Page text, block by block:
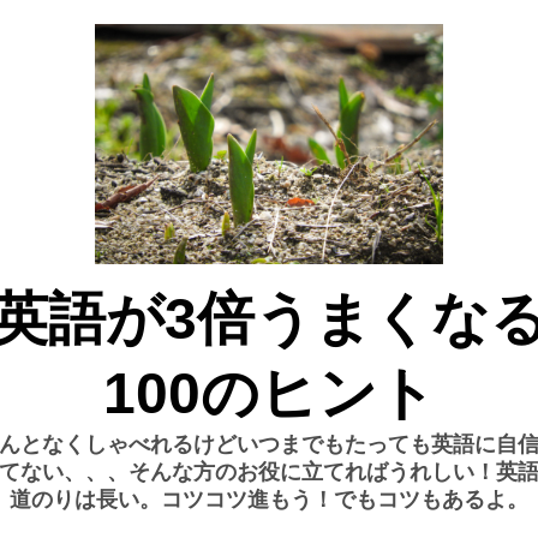
語が3倍うまくな
100のヒント
となくしゃべれるけどいつまでもたっても英語に自
ない、、、そんな方のお役に立てればうれしい！英
道のりは長い。コツコツ進もう！でもコツもあるよ。